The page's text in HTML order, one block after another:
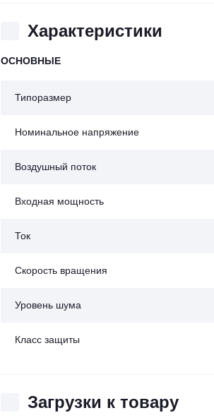
Характеристики
ОСНОВНЫЕ
Типоразмер
Номинальное напряжение
Воздушный поток
Входная мощность
Ток
Скорость вращения
Уровень шума
Класс защиты
Загрузки к товару